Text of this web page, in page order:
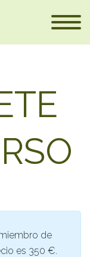
de
es 350 €.